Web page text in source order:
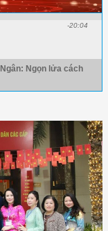
-20:04
Ngọn lửa cách